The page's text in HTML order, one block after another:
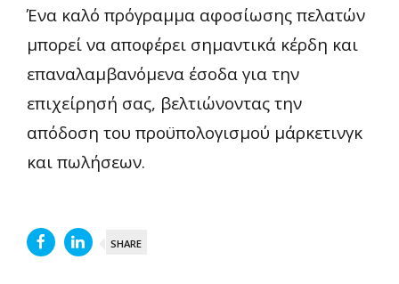
Ένα καλό πρόγραμμα αφοσίωσης πελατών
μπορεί να αποφέρει σημαντικά κέρδη και
επαναλαμβανόμενα έσοδα για την
επιχείρησή σας, βελτιώνοντας την
απόδοση του προϋπολογισμού μάρκετινγκ
και πωλήσεων.
SHARE